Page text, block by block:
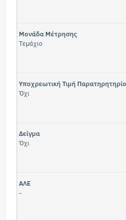
Μονάδα Μέτρησης
Τεμάχιο
Υποχρεωτική Τιμή
Όχι
Δείγμα
Όχι
ΑΛΕ
-